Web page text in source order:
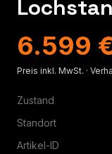
6.599
Preis inkl. MwSt. ·
Zustand
Standort
Artikel-ID